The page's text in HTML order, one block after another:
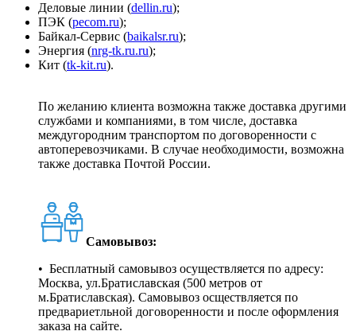
Деловые линии (dellin.ru);
ПЭК (pecom.ru);
Байкал-Сервис (baikalsr.ru);
Энергия (nrg-tk.ru.ru);
Кит (tk-kit.ru).
По желанию клиента возможна также доставка другими
службами и компаниями, в том числе, доставка
междугородним транспортом по договоренности с
автоперевозчиками. В случае необходимости, возможна
также доставка Почтой России.
Самовывоз:
• Бесплатный самовывоз осуществляется по адресу:
Москва, ул.Братиславская (500 метров от
м.Братиславская). Самовывоз осществляется по
предвариетльной договоренности и после оформления
заказа на сайте.